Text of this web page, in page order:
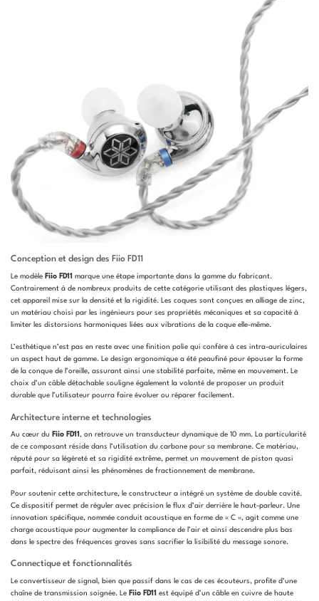
Conception et design des Fiio FD11
Le modèle Fiio FD11 marque une étape importante dans la gamme du fabricant.
Contrairement à de nombreux produits de cette catégorie utilisant des plastiques légers,
cet appareil mise sur la densité et la rigidité. Les coques sont conçues en alliage de zinc,
un matériau choisi par les ingénieurs pour ses propriétés mécaniques et sa capacité à
limiter les distorsions harmoniques liées aux vibrations de la coque elle-même.
L’esthétique n’est pas en reste avec une finition polie qui confère à ces intra-auriculaires
un aspect haut de gamme. Le design ergonomique a été peaufiné pour épouser la forme
de la conque de l’oreille, assurant ainsi une stabilité parfaite, même en mouvement. Le
choix d’un câble détachable souligne également la volonté de proposer un produit
durable que l’utilisateur pourra faire évoluer ou réparer facilement.
Architecture interne et technologies
Au cœur du Fiio FD11 , on retrouve un transducteur dynamique de 10 mm. La particularité
de ce composant réside dans l’utilisation du carbone pour sa membrane. Ce matériau,
réputé pour sa légèreté et sa rigidité extrême, permet un mouvement de piston quasi
parfait, réduisant ainsi les phénomènes de fractionnement de membrane.
Pour soutenir cette architecture, le constructeur a intégré un système de double cavité.
Ce dispositif permet de réguler avec précision le flux d’air derrière le haut-parleur. Une
innovation spécifique, nommée conduit acoustique en forme de « C », agit comme une
charge acoustique pour augmenter la compliance de l’air et ainsi descendre plus bas
dans le spectre des fréquences graves sans sacrifier la lisibilité du message sonore.
Connectique et fonctionnalités
Le convertisseur de signal, bien que passif dans le cas de ces écouteurs, profite d’une
chaîne de transmission soignée. Le Fiio FD11 est équipé d’un câble en cuivre de haute